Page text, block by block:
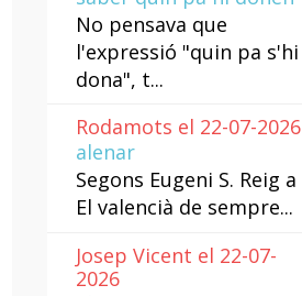
No pensava que
l'expressió "quin pa s'hi
dona", t...
Rodamots el 22-07-2026
alenar
Segons Eugeni S. Reig a
El valencià de sempre...
Josep Vicent el 22-07-
2026